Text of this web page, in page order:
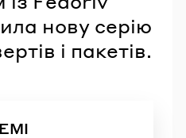
нову серію
і пакетів.